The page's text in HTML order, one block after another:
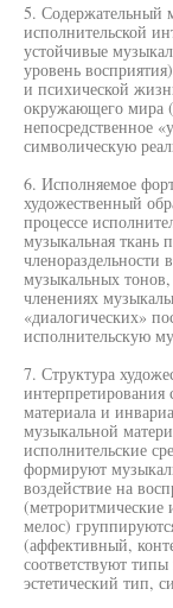
5. Содержательный
исполнительской
устойчивые
уровень
и психической
окружающего мира
непосредственное
символическую
6. Исполняемое
художественный
процессе
музыкальная ткань
членораздельности
музыкальных
членениях
«диалогических»
исполнительскую
7. Структура
интерпретирования
материала и
музыкальной
исполнительские
формируют
воздействие на
(метроритмические
мелос)
(аффективный,
соответствуют
эстетический тип,